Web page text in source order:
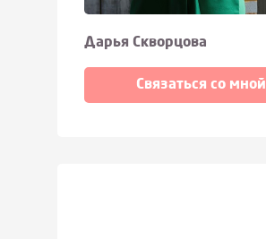
Дарья Скворцова
Связаться со мной